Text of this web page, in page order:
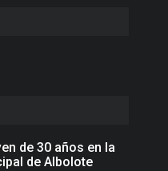
de 30 años en la
de Albolote